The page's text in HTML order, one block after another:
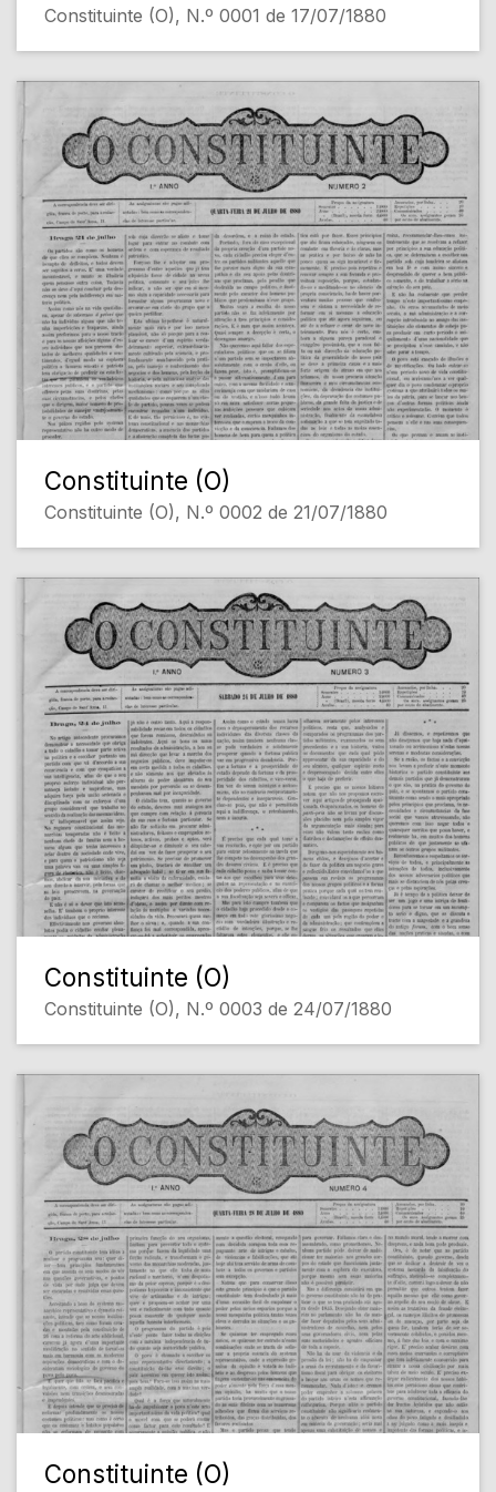
Constituinte (O), N.º 0001 de 17/07/1880
Constituinte (O)
Constituinte (O), N.º 0002 de 21/07/1880
Constituinte (O)
Constituinte (O), N.º 0003 de 24/07/1880
Constituinte (O)